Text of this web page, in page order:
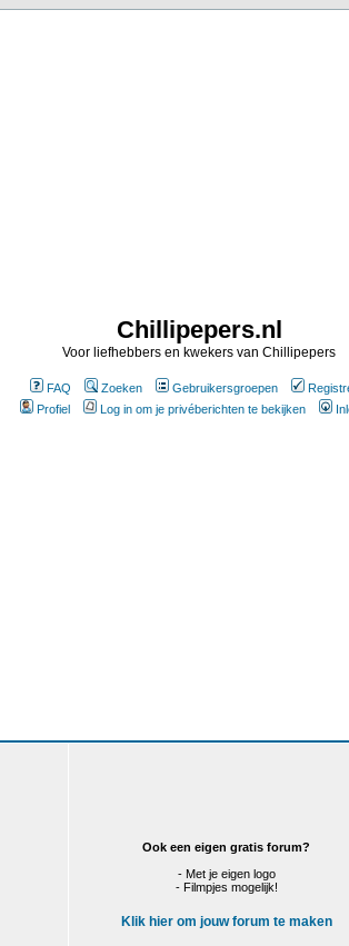
Chillipepers.nl
Voor liefhebbers en kwekers van Chillipepers
FAQ Zoeken Gebruikersgroepen
Profiel
Log in om je privéberichten te bekijken
Ook een eigen gratis forum?
- Met je eigen logo
- Filmpjes mogelijk!
Klik hier om jouw forum te maken